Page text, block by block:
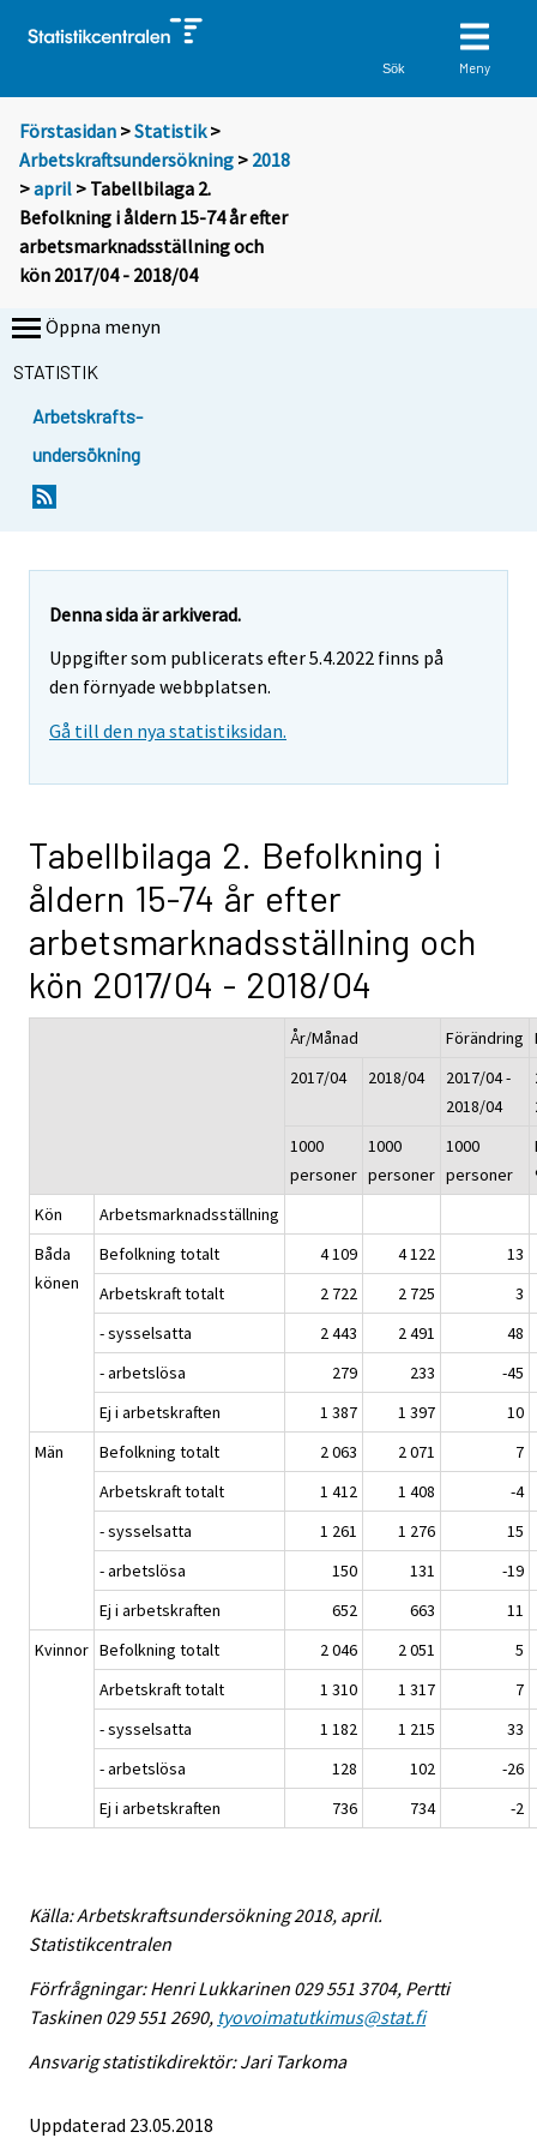
Sök Meny
Förstasidan >Statistik >
Arbetskraftsundersökning > 2018
>april > Tabellbilaga 2.
Befolkning i åldern 15-74 år efter
arbetsmarknadsställning och
kön 2017/04 - 2018/04
Öppna menyn
STATISTIK
Arbetskrafts-
undersökning
Denna sida är arkiverad.
Uppgifter som publicerats efter 5.4.2022 finns på
den förnyade webbplatsen.
Gå till den nya statistiksidan.
Tabellbilaga 2. Befolkning i
åldern 15-74 år efter
arbetsmarknadsställning och
kön 2017/04 - 2018/04
År/Månad Förändring
2017/04
2018/04
2017/04 -
2018/04
1000
personer
1000
personer
1000
personer
Kön
Arbetsmarknadsställning
Båda
könen
Befolkning totalt 4 109 4 122
13
Arbetskraft totalt
2 722 2 725
3
- sysselsatta
2 443 2 491
48
- arbetslösa
279 233
-45
Ej i arbetskraften
1 387 1 397
10
Män
Befolkning totalt 2 063 2 071
7
Arbetskraft totalt
1 412 1 408
-4
- sysselsatta
1 261 1 276
15
- arbetslösa
150 131
-19
Ej i arbetskraften
652 663
11
Kvinnor Befolkning totalt 2 046 2 051
5
Arbetskraft totalt
1 310 1 317
7
- sysselsatta
1 182 1 215
33
- arbetslösa
128 102
-26
Ej i arbetskraften
736 734 -2
Källa: Arbetskraftsundersökning 2018, april.
Statistikcentralen
Förfrågningar: Henri Lukkarinen 029 551 3704, Pertti
Taskinen 029 551 2690, tyovoimatutkimus@stat.fi
Ansvarig statistikdirektör: Jari Tarkoma
Uppdaterad 23.05.2018